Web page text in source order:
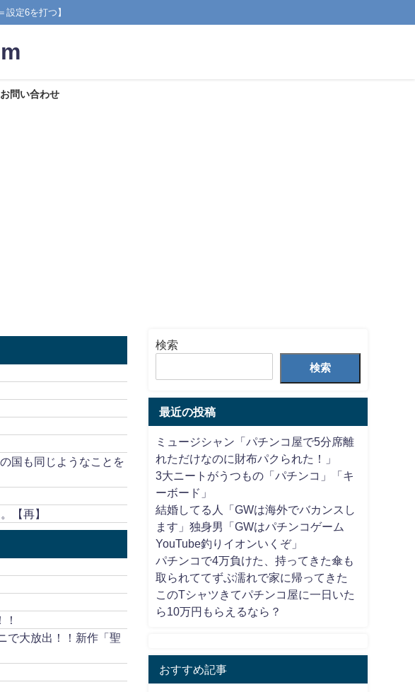
定6を打つ】
お問い合わせ
国も同じようなことを
【再】
で大放出！！新作「聖
検索
検索
最近の投稿
ミュージシャン「パチンコ屋で5分席離
れただけなのに財布パクられた！」
3大ニートがうつもの「パチンコ」「キ
ーボード」
結婚してる人「GWは海外でバカンスし
ます」独身男「GWはパチンコゲーム
YouTube釣りイオンいくぞ」
パチンコで4万負けた、持ってきた傘も
取られててずぶ濡れで家に帰ってきた
このTシャツきてパチンコ屋に一日いた
ら10万円もらえるなら？
おすすめ記事